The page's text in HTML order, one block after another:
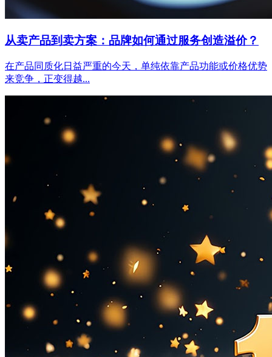
从卖产品到卖方案：品牌如何通过服务创造溢价？
在产品同质化日益严重的今天，单纯依靠产品功能或价格优势
来竞争，正变得越...